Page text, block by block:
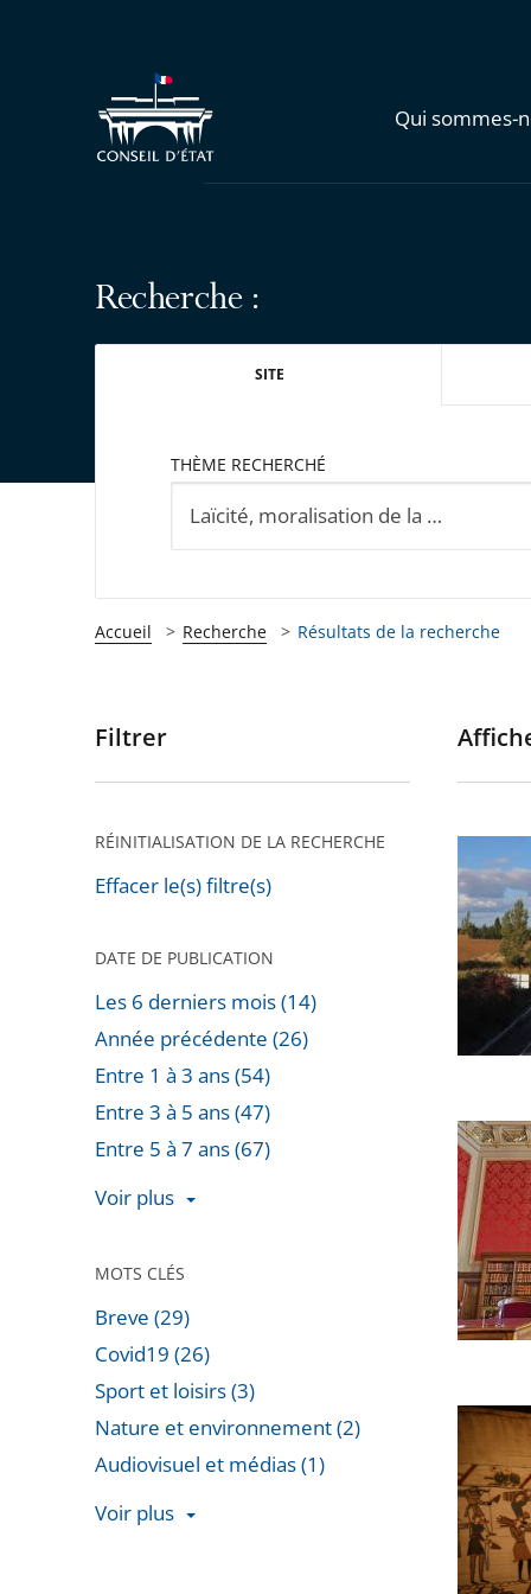
Qui sommes-
Recherche :
SITE
THÈME RECHERCHÉ
Accueil Recherche Résultats de la recherche
Passer
pour
après
Filtrer
RÉINITIALISATION DE LA RECHERCHE
Effacer le(s) filtre(s)
DATE DE PUBLICATION
Les 6 derniers mois (14)
Année précédente (26)
Entre 1 à 3 ans (54)
Entre 3 à 5 ans (47)
Entre 5 à 7 ans (67)
Voir plus
MOTS CLÉS
Breve (29)
Covid19 (26)
Sport et loisirs (3)
Nature et environnement (2)
Audiovisuel et médias (1)
Voir plus
«
A69
:
Conseil
l’arrêt
de
la
CAA
de
reprise
du
projet
Covid-
19
:
retour
en
chiffres
un
an
de
recours
devant
le
Prêt
de
la
de
Bayeux